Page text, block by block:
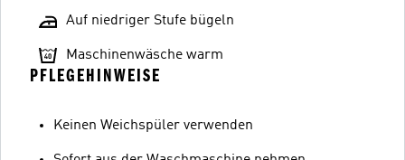
Auf niedriger Stufe bügeln
Maschinenwäsche warm
PFLEGEHINWEISE
Keinen Weichspüler verwenden